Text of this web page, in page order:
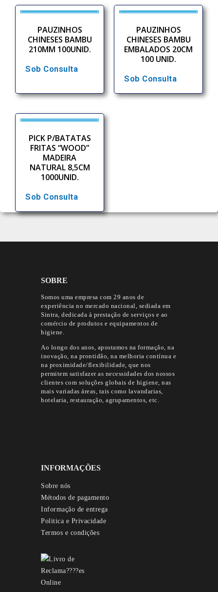
PAUZINHOS
CHINESES BAMBU
210MM 100UNID.
Sob Consulta
PAUZINHOS
CHINESES BAMBU
EMBALADOS 20CM
100 UNID.
Sob Consulta
PICK P/BATATAS
FRITAS “WOOD”
MADEIRA
NATURAL 8,5CM
1000UNID.
Sob Consulta
SOBRE
Somos uma empresa com 29 anos de
experiência no mercado nacional, sediada em
Sintra, dedicada à prestação de serviços e ao
comércio de produtos e equipamentos de
higiene.
Ao longo dos anos, apostamos na formação, na
inovação, na prontidão, na melhoria contínua e
na proximidade/flexibilidade, que nos
permitem satisfazer as necessidades dos nossos
clientes com soluções globais de higiene, nas
mais variadas áreas, tais como lavandarias,
hotelaria, restauração, agrupamentos, etc.
INFORMAÇÕES
Sobre nós
Métodos de pagamento
Informação de entrega
Politica e Privacidade
Termos e condições